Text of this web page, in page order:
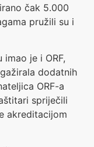
čak 5.000
pružili su i
je i ORF,
dodatnih
ORF-a
spriječili
akreditacijom